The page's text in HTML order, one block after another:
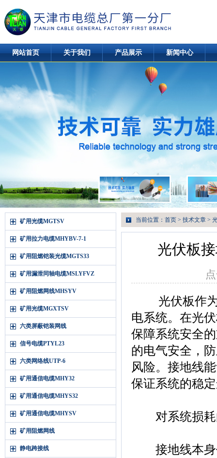
网站首页 关于我们 产品展示 新闻中心
矿用光缆MGTSV
矿用拉力电缆MHYBV-7-1
矿用阻燃铠装光缆MGTS33
矿用漏泄同轴电缆MSLYFVZ
矿用阻燃网线MHSYV
矿用光缆MGXTSV
六类屏蔽铠装网线
信号电缆PTYL23
六类网络线UTP-6
矿用通信电缆MHY32
矿用通信电缆MHYS32
矿用通信电缆MHYSV
矿用阻燃网线
静电跨接线
当前位置： 首页 > 技术文章 >
光伏板
光伏板作为
电系统。在光
保障系统安全
的电气安全，
风险。接地线
保证系统的稳
对系统损耗
接地线本身